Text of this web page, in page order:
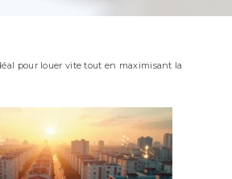
pour louer vite tout en maximisant la